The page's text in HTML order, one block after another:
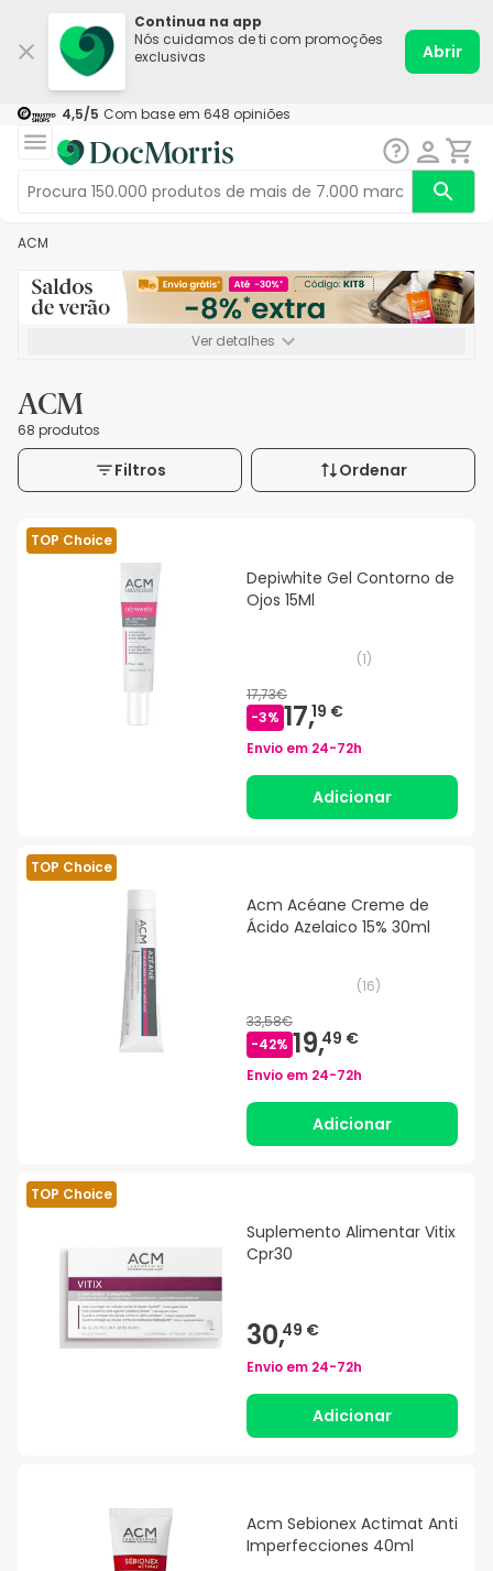
Continua na app
Nós cuidamos de ti com promoções
exclusivas
Abrir
4,5/5 Com base em 648 opiniões
ACM
Ver detalhes
ACM
68 produtos
Filtros Ordenar
TOP Choice
Depiwhite Gel Contorno de
Ojos 15Ml
(1)
17,73€
-3% 17,19 €
Envio em 24-72h
Adicionar
TOP Choice
Acm Acéane Creme de
Ácido Azelaico 15% 30ml
(16)
33,58€
-42% 19,49 €
Envio em 24-72h
Adicionar
TOP Choice
Suplemento Alimentar Vitix
Cpr30
30,49 €
Envio em 24-72h
Adicionar
Acm Sebionex Actimat Anti
Imperfecciones 40ml